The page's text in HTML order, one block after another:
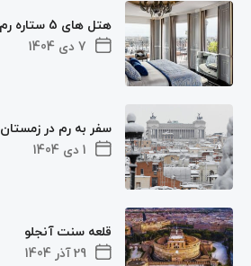
7 دی 1404
هتل های 5 ستاره رم
1 دی 1404
سفر به رم در زمستان
29 آذر 1404
قلعه سنت آنجلو